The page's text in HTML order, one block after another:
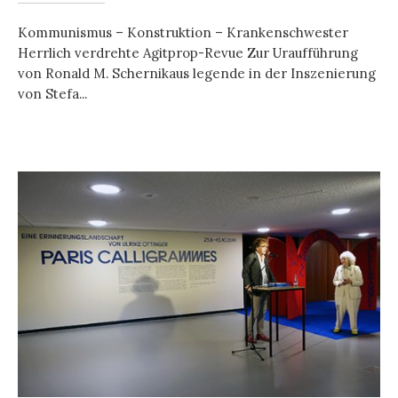
Kommunismus – Konstruktion – Krankenschwester
Herrlich verdrehte Agitprop-Revue Zur Uraufführung
von Ronald M. Schernikaus legende in der Inszenierung
von Stefa...